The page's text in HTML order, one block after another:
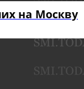
на Москву